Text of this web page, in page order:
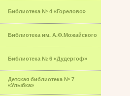
Библиотека № 4 «Горелово»
Библиотека им. А.Ф.Можайского
Библиотека № 6 «Дудергоф»
Детская библиотека № 7
«Улыбка»